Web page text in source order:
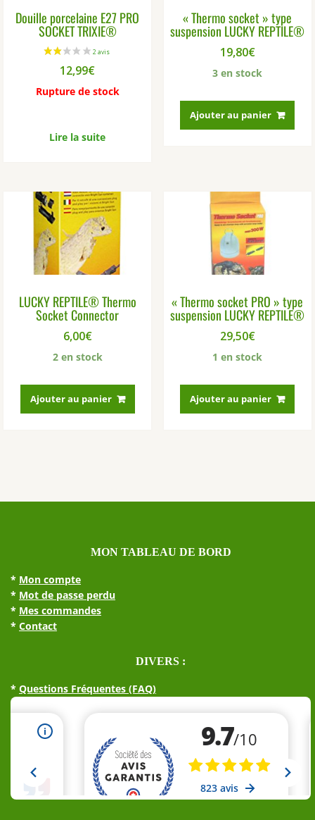
Douille porcelaine E27 PRO
SOCKET TRIXIE®
12,99€
Rupture de stock
Lire la suite
« Thermo socket » type
suspension LUCKY REPTILE®
19,80€
3 en stock
Ajouter au panier
LUCKY REPTILE® Thermo
Socket Connector
6,00€
2 en stock
Ajouter au panier
« Thermo socket PRO » type
suspension LUCKY REPTILE®
29,50€
1 en stock
Ajouter au panier
MON TABLEAU DE BORD
* Mon compte
* Mot de passe perdu
* Mes commandes
* Contact
DIVERS :
* Questions Fréquentes (FAQ)